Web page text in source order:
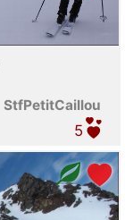
StfPetitCaillou
5